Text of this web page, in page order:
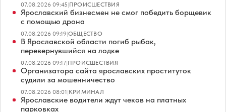
07.08.2026 09:45|ПРОИСШЕСТВИЯ
Ярославский бизнесмен не смог победить борщевик
с помощью дрона
07.08.2026 09:19|ОБЩЕСТВО
В Ярославской области погиб рыбак,
перевернувшийся на лодке
07.08.2026 09:17|ПРОИСШЕСТВИЯ
Организатора сайта ярославских проституток
судили за мошенничество
07.08.2026 08:01|КРИМИНАЛ
Ярославские водители ждут чеков на платных
парковках